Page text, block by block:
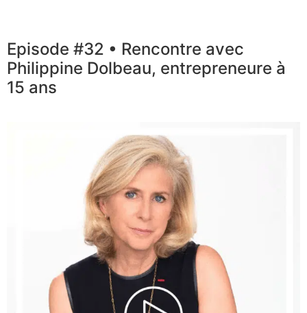
Episode #32 • Rencontre avec
Philippine Dolbeau, entrepreneure à
15 ans